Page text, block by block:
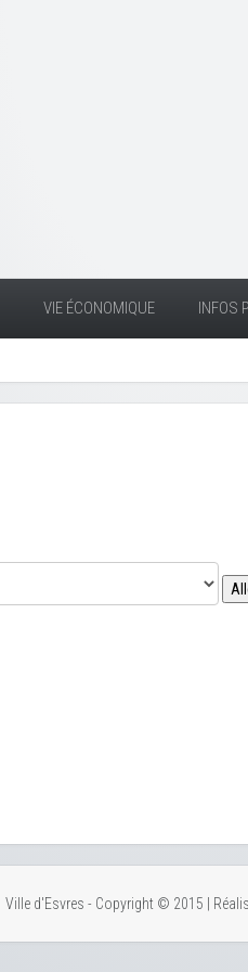
VIE ÉCONOMIQUE INFOS
Ville d'Esvres - Copyright © 2015 |